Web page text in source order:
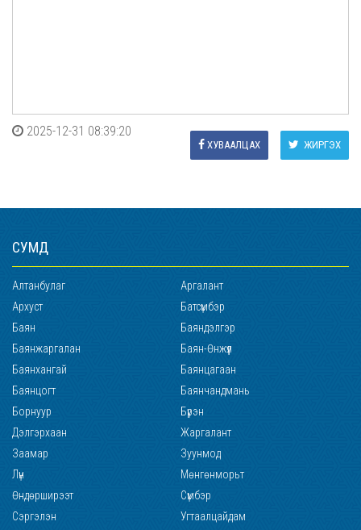
2025-12-31 08:39:20
ЖИРГЭХ
ХУВААЛЦАХ
СУМД
Алтанбулаг
Аргалант
Архуст
Батсүмбэр
Баян
Баяндэлгэр
Баянжаргалан
Баян-Өнжүүл
Баянхангай
Баянцагаан
Баянцогт
Баянчандмань
Борнуур
Бүрэн
Дэлгэрхаан
Жаргалант
Заамар
Зуунмод
Лүн
Мөнгөнморьт
Өндөрширээт
Сүмбэр
Сэргэлэн
Угтаалцайдам